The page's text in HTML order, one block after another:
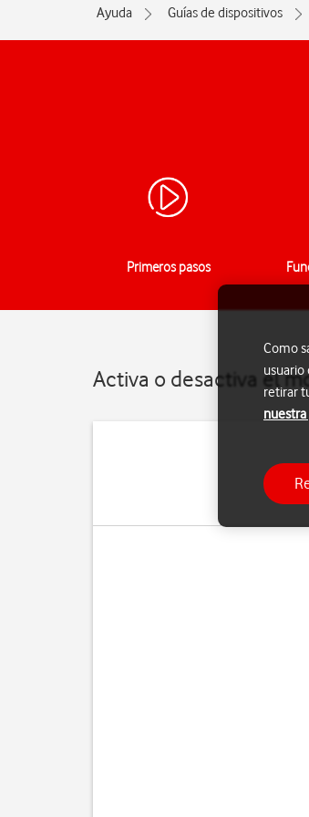
Ayuda Guías de dispositivos
Primeros pasos
Activa o desactiva el
Como
usuario
retirar